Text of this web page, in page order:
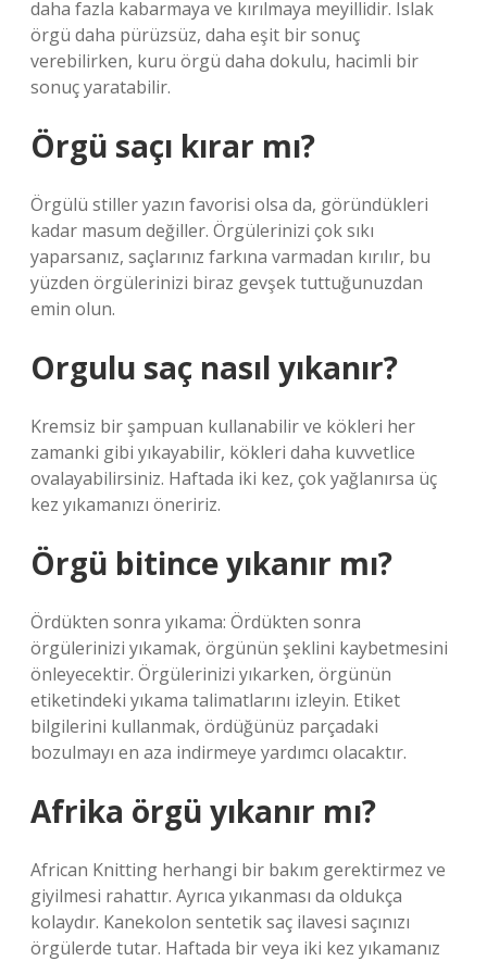
daha fazla kabarmaya ve kırılmaya meyillidir. Islak
örgü daha pürüzsüz, daha eşit bir sonuç
verebilirken, kuru örgü daha dokulu, hacimli bir
sonuç yaratabilir.
Örgü saçı kırar mı?
Örgülü stiller yazın favorisi olsa da, göründükleri
kadar masum değiller. Örgülerinizi çok sıkı
yaparsanız, saçlarınız farkına varmadan kırılır, bu
yüzden örgülerinizi biraz gevşek tuttuğunuzdan
emin olun.
Orgulu saç nasıl yıkanır?
Kremsiz bir şampuan kullanabilir ve kökleri her
zamanki gibi yıkayabilir, kökleri daha kuvvetlice
ovalayabilirsiniz. Haftada iki kez, çok yağlanırsa üç
kez yıkamanızı öneririz.
Örgü bitince yıkanır mı?
Ördükten sonra yıkama: Ördükten sonra
örgülerinizi yıkamak, örgünün şeklini kaybetmesini
önleyecektir. Örgülerinizi yıkarken, örgünün
etiketindeki yıkama talimatlarını izleyin. Etiket
bilgilerini kullanmak, ördüğünüz parçadaki
bozulmayı en aza indirmeye yardımcı olacaktır.
Afrika örgü yıkanır mı?
African Knitting herhangi bir bakım gerektirmez ve
giyilmesi rahattır. Ayrıca yıkanması da oldukça
kolaydır. Kanekolon sentetik saç ilavesi saçınızı
örgülerde tutar. Haftada bir veya iki kez yıkamanız